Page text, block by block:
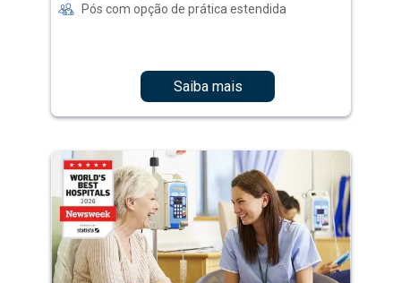
Pós com opção de prática estendida
Saiba mais